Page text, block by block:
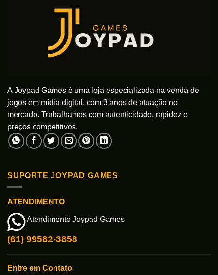
ser
escolhidas
na
A Joypad Games é uma loja especializada na venda de
jogos em mídia digital, com 3 anos de atuação no
mercado. Trabalhamos com autenticidade, rapidez e
preços competitivos.
SUPORTE JOYPAD GAMES
ATENDIMENTO
Atendimento Joypad Games
(61) 99582-3858
Entre em Contato